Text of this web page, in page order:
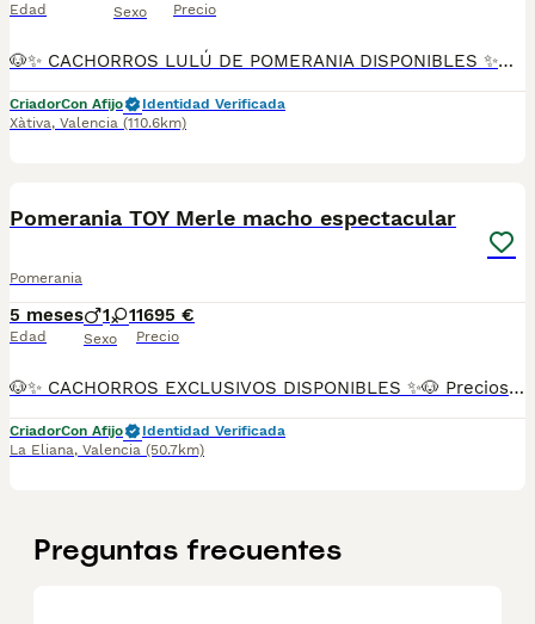
Edad Sexo Precio
🐶✨ CACHORROS LULÚ DE POMERANIA DISPONIBLES ✨🐶 Preciosa camada de Lulú de Pomerania nacida el 26 de mayo, criada en ambiente familiar con todo el cariño, atención y cuidados necesarios para garantizar cachorros sanos, equilibrados y correctamente socializados. ✅ Pedigree ✅ Vacunas correspondientes a su edad ✅ Desparasitados ✅ Revisión veterinaria ✅ Cartilla sanitaria ✅ Núcleo Zoológico autorizado ✅ Cría familiar 🌟 Disponibles en diferentes colores y variedades: 🐾 Negro fuego 🐾 Mirlo (Merle) 🐾 Parti Color 🐾 Y otros colores disponibles según camada Nuestros cachorros destacan por su abundante pelaje, expresión dulce y excelente carácter. Son criados dentro del hogar, acostumbrados al contacto diario con personas y a la convivencia familiar. 🏆 Los padres proceden de líneas seleccionadas y participan en exposiciones y concursos caninos, obteniendo excelentes valoraciones por su belleza, estructura y tipicidad racial. ❤️ Alegres, inteligentes y muy cariñosos. ❤️ Perfectos como perros de compañía. ❤️ Adaptables tanto a familias como a personas que viven solas. 💶 Precio: desde 650 € hasta 1.100 €, según color, sexo y características del ejemplar. 📸 Disponemos de fotografías, vídeos e información de los cachorros y sus progenitores. 📩 Contacta para conocer disponibilidad y recibir más información sin compromiso. Buscamos hogares responsables donde nuestros pequeños puedan crecer rodeados de cariño y cuidados.
CriadorCon Afijo
Identidad Verificada
Xàtiva, Valencia (110.6km)
Pomerania TOY Merle macho espectacular
Pomerania
5 meses
Edad
1 1
Sexo
1695 €
Precio
🐶✨ CACHORROS EXCLUSIVOS DISPONIBLES ✨🐶 Preciosos cachorros criados en ambiente familiar, rodeados de amor y cuidados desde el primer día ❤️ Totalmente socializados, cariñosos y acostumbrados al contacto con personas. 📦 Se entregan con todas las garantías: ✔️ Cartilla sanitaria ✔️ Vacunación al día 💉 ✔️ Desparasitación completa ✅ ✔️ Garantía vírica 😷 ✔️ Garantía congénita 👌 ✔️ Contrato de entrega ✍️ 📸 Síguenos en Instagram: @fincapaunais para ver fotos y vídeos reales ⚠️ Disponibilidad limitada ⚠️ Se reservan rápido. 📲 Contacto directo por WhatsApp: 671 454 202 Solo personas responsables
CriadorCon Afijo
Identidad Verificada
La Eliana, Valencia (50.7km)
Preguntas frecuentes